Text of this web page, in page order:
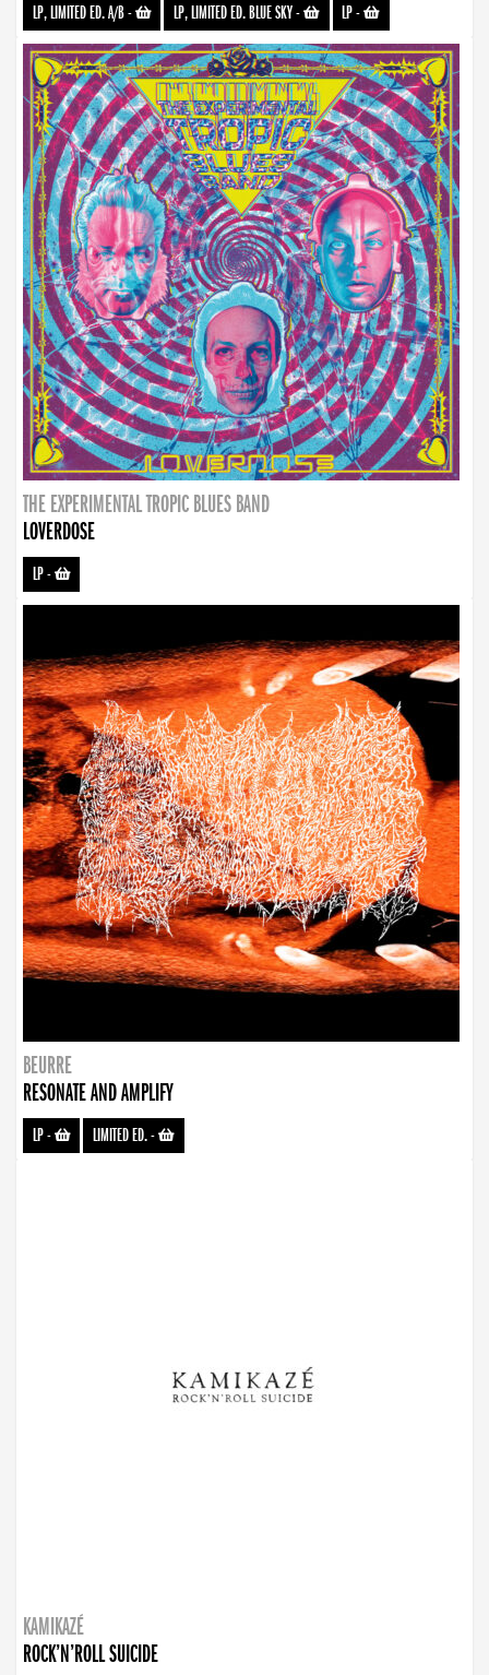
LP, LIMITED ED. A/B- LP, LIMITED ED. BLUE SKY- LP-
THE EXPERIMENTAL TROPIC BLUES BAND
LOVERDOSE
LP-
BEURRE
RESONATE AND AMPLIFY
LP- LIMITED ED.-
KAMIKAZÉ
ROCK’N’ROLL SUICIDE